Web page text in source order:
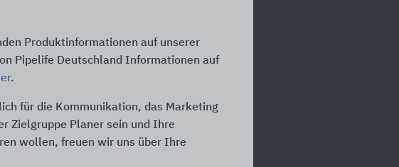
Produktinformationen auf unserer
Pipelife Deutschland Informationen auf
.
für die Kommunikation, das Marketing
Zielgruppe Planer sein und Ihre
wollen, freuen wir uns über Ihre